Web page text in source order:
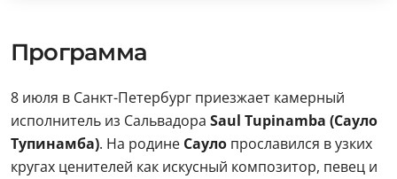
Программа
8 июля в Санкт-Петербург приезжает камерный
исполнитель из Сальвадора Saul Tupinamba (Сауло
Тупинамба). На родине Сауло прославился в узких
кругах ценителей как искусный композитор, певец и